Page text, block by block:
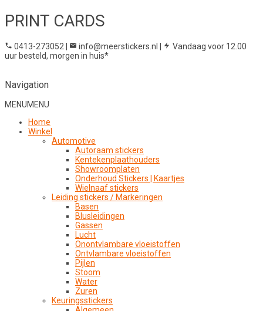
PRINT CARDS
0413-273052 | info@meerstickers.nl |
Vandaag voor 12.00
uur besteld, morgen in huis*
Navigation
MENUMENU
Home
Winkel
Automotive
Autoraam stickers
Kentekenplaathouders
Showroomplaten
Onderhoud Stickers | Kaartjes
Wielnaaf stickers
Leiding stickers / Markeringen
Basen
Blusleidingen
Gassen
Lucht
Onontvlambare vloeistoffen
Ontvlambare vloeistoffen
Pijlen
Stoom
Water
Zuren
Keuringsstickers